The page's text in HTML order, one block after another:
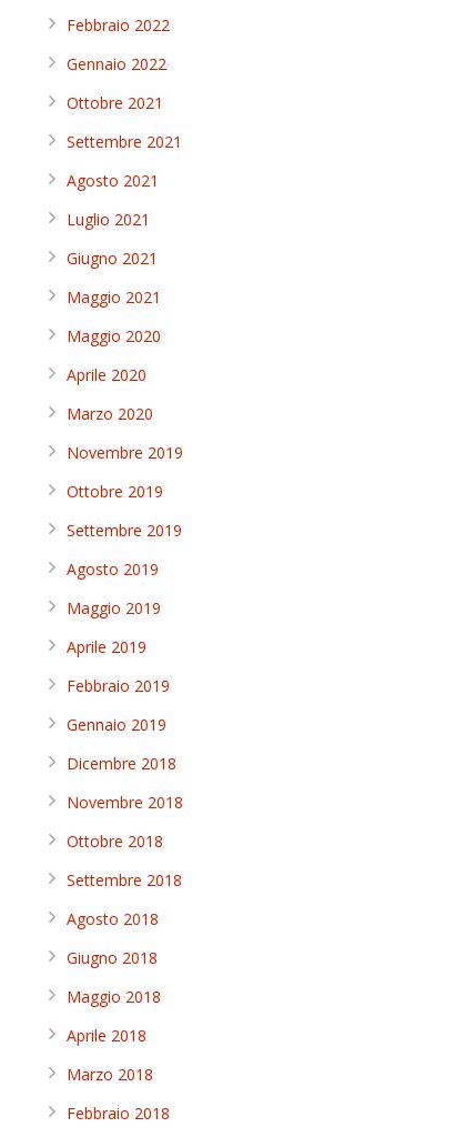
Febbraio 2022
Gennaio 2022
Ottobre 2021
Settembre 2021
Agosto 2021
Luglio 2021
Giugno 2021
Maggio 2021
Maggio 2020
Aprile 2020
Marzo 2020
Novembre 2019
Ottobre 2019
Settembre 2019
Agosto 2019
Maggio 2019
Aprile 2019
Febbraio 2019
Gennaio 2019
Dicembre 2018
Novembre 2018
Ottobre 2018
Settembre 2018
Agosto 2018
Giugno 2018
Maggio 2018
Aprile 2018
Marzo 2018
Febbraio 2018